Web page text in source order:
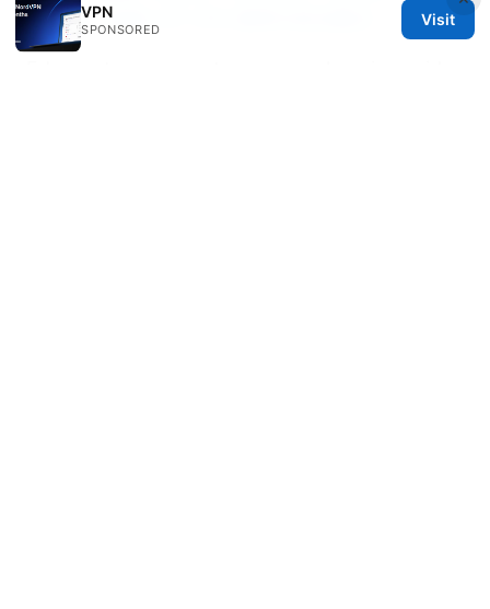
新趋势，快速上手 VPN 使用与安全要点
VPN
SPONSORED
Visit